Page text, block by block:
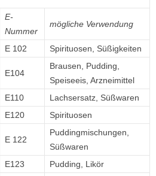
E-
Nummer
mögliche Verwendung
E 102 Spirituosen, Süßigkeiten
E104
Brausen, Pudding,
Speiseeis, Arzneimittel
E110
Lachsersatz, Süßwaren
E120 Spirituosen
E 122
Puddingmischungen,
Süßwaren
E123 Pudding, Likör